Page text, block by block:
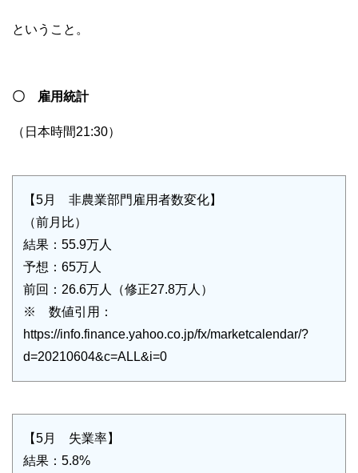
ということ。
〇 雇用統計
（日本時間21:30）
【5月 非農業部門雇用者数変化】
（前月比）
結果：55.9万人
予想：65万人
前回：26.6万人（修正27.8万人）
※ 数値引用：
https://info.finance.yahoo.co.jp/fx/marketcalendar/?
d=20210604&c=ALL&i=0
【5月 失業率】
結果：5.8%